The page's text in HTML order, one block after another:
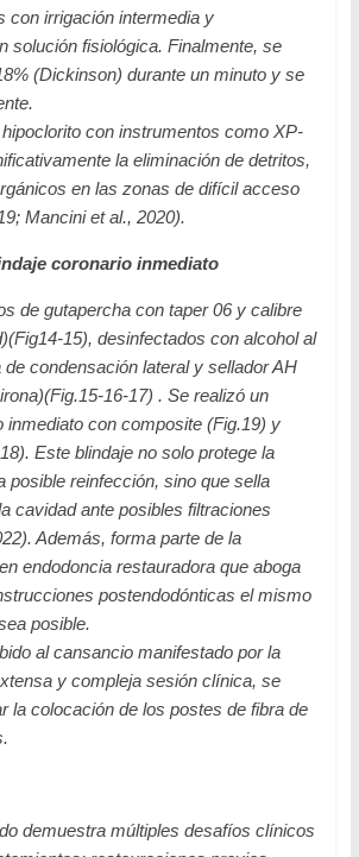
con irrigación intermedia y
solución fisiológica. Finalmente, se
(Dickinson) durante un minuto y se
con instrumentos como XP-
la eliminación de detritos,
en las zonas de difícil acceso
Mancini et al., 2020).
coronario inmediato
de gutapercha con taper 06 y calibre
15), desinfectados con alcohol al
condensación lateral y sellador AH
16-17) . Se realizó un
inmediato con composite (Fig.19) y
Este blindaje no solo protege la
posible reinfección, sino que sella
cavidad ante posibles filtraciones
Además, forma parte de la
endodoncia restauradora que aboga
postendodónticas el mismo
posible.
al cansancio manifestado por la
y compleja sesión clínica, se
la colocación de los postes de fibra de
demuestra múltiples desafíos clínicos